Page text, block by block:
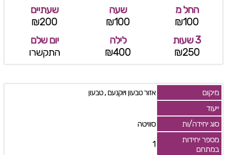
החל מ
₪100
שעה
₪100
שעתיים
₪200
3 שעות
₪250
לילה
₪400
יום שלם
התקשרו
מיקום אזור טבעון ויוקנעם,טבעון
ייעוד
סוג יחידה/ות
סוויטה
מספר יחידות
במתחם
1